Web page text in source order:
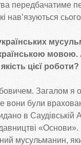
передбачатиме
нав’язуються
цієї роботи?
Загалом я
вони були
в Саудівській
мусульманин,